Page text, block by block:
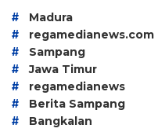
# Madura
# regamedianews.com
# Sampang
# Jawa Timur
# regamedianews
# Berita Sampang
#
Bangkalan